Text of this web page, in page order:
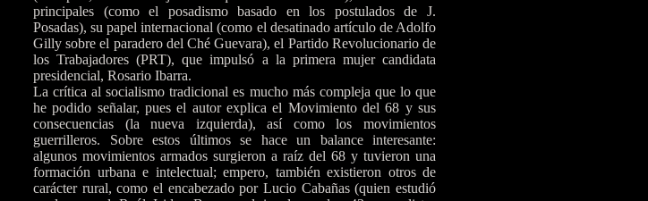
principales (como el posadismo basado en los postulados de J.
Posadas), su papel internacional (como el desatinado artículo de Adolfo
Gilly sobre el paradero del Ché Guevara), el Partido Revolucionario de
los Trabajadores (PRT), que impulsó a la primera mujer candidata
presidencial, Rosario Ibarra.
La crítica al socialismo tradicional es mucho más compleja que lo que
he podido señalar, pues el autor explica el Movimiento del 68 y sus
consecuencias (la nueva izquierda), así como los movimientos
guerrilleros. Sobre estos últimos se hace un balance interesante:
algunos movimientos armados surgieron a raíz del 68 y tuvieron una
formación urbana e intelectual; empero, también existieron otros de
carácter rural, como el encabezado por Lucio Cabañas (quien estudió